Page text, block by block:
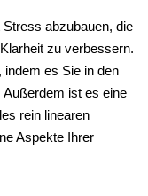
Stress abzubauen, die
zu verbessern.
es Sie in den
ist es eine
rein linearen
Aspekte Ihrer